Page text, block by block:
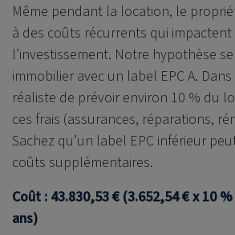
Même pendant la location, le
à des coûts récurrents qui
l’investissement. Notre hypothèse
immobilier avec un label EPC A.
réaliste de prévoir environ 10 % du
ces frais (assurances, réparations,
Sachez qu’un label EPC inférieur
coûts supplémentaires.
Coût : 43.830,53 € (3.652,54 € x 10
ans)